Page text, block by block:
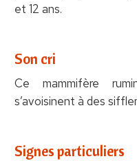
et 12 ans.
Son cri
Ce mammifère
s’avoisinent à des
Signes particuliers